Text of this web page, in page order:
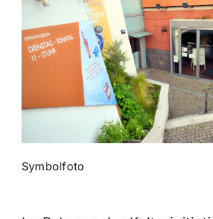
Polizeimeldungen
Themen und Termine
Symbolfoto